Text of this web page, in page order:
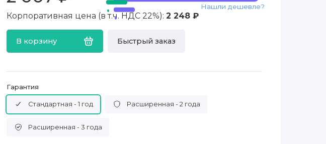
Корпоративная цена (в т.ч. НДС 22%): 2 248 ₽
В корзину Быстрый заказ
Нашли дешевле?
Гарантия
Стандартная - 1 год Расширенная - 2 года
Расширенная - 3 года